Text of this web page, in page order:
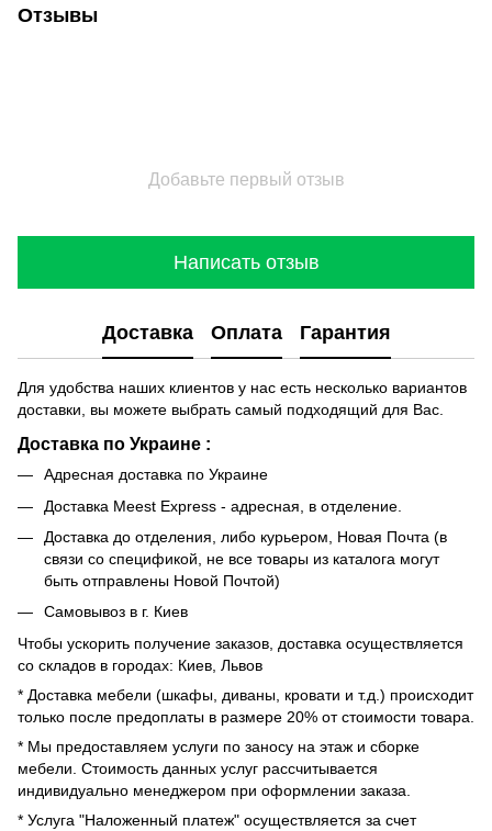
Отзывы
Добавьте первый отзыв
Написать отзыв
Доставка Оплата Гарантия
Для удобства наших клиентов у нас есть несколько вариантов
доставки, вы можете выбрать самый подходящий для Вас.
Доставка по Украине :
Адресная доставка по Украине
Доставка Meest Express - адресная, в отделение.
Доставка до отделения, либо курьером, Новая Почта (в
связи со спецификой, не все товары из каталога могут
быть отправлены Новой Почтой)
Самовывоз в г. Киев
Чтобы ускорить получение заказов, доставка осуществляется
со складов в городах: Киев, Львов
* Доставка мебели (шкафы, диваны, кровати и т.д.) происходит
только после предоплаты в размере 20% от стоимости товара.
* Мы предоставляем услуги по заносу на этаж и сборке
мебели. Стоимость данных услуг рассчитывается
индивидуально менеджером при оформлении заказа.
* Услуга "Наложенный платеж" осуществляется за счет